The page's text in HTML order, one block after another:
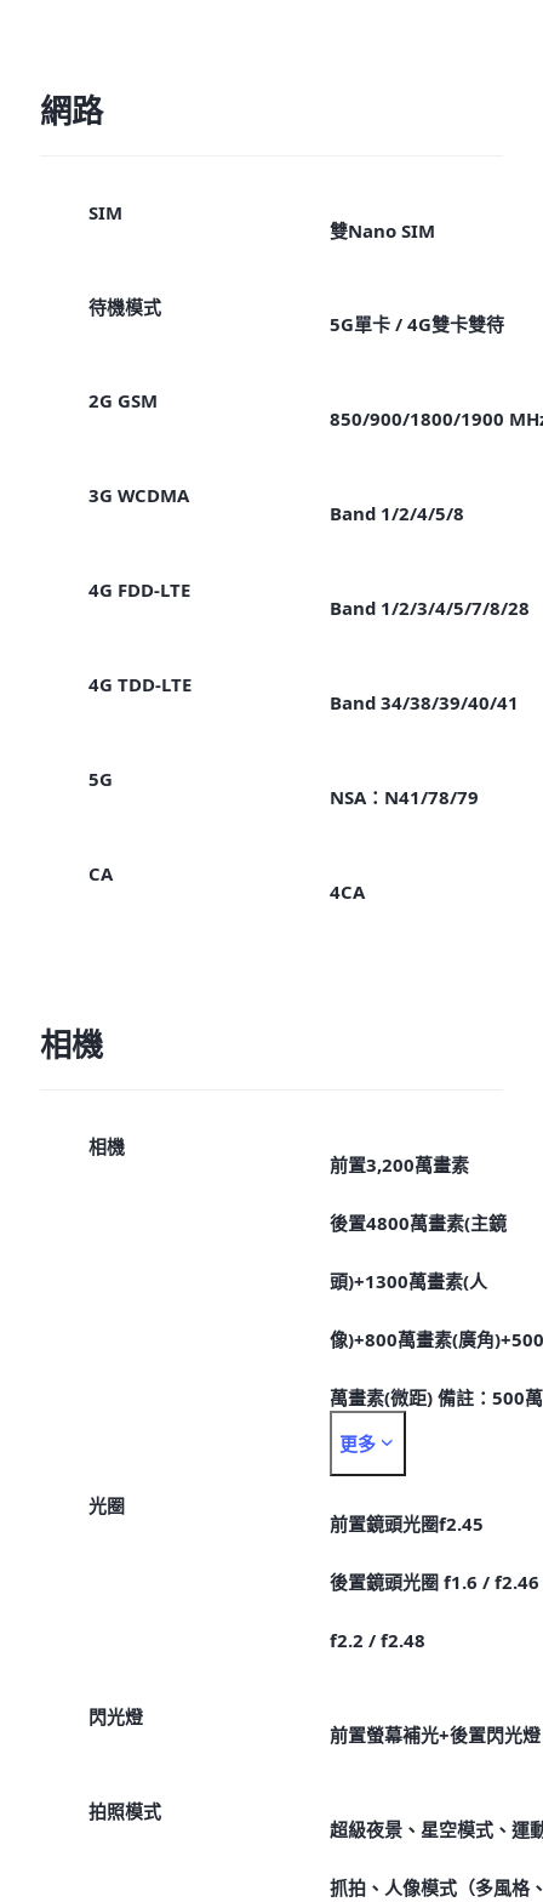
網路
SIM
雙Nano SIM
待機模式
5G單卡 / 4G雙卡雙待
2G GSM
850/900/1800/1900
3G WCDMA
Band 1/2/4/5/8
4G FDD-LTE
Band 1/2/3/4/5/7/8/28
4G TDD-LTE
Band 34/38/39/40/41
5G
NSA：N41/78/79
CA
4CA
相機
相機
前置3,200萬畫素
後置4800萬畫素(主鏡
頭)+1300萬畫素(人
像)+800萬畫素(廣角)+500
萬畫素(微距) 備註：500萬
畫素鏡頭，優化後有效畫
為200萬。
更多
光圈
前置鏡頭光圈f2.45
後置鏡頭光圈 f1.6 /
f2.2 / f2.48
閃光燈
前置螢幕補光+後置閃光燈
拍照模式
超級夜景、星空模式、運
抓拍、人像模式（多風格